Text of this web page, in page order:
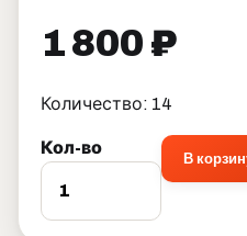
1 800 ₽
Количество: 14
Кол-во
В